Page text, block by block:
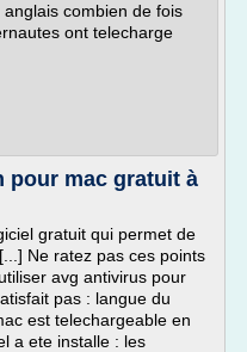
combien de fois
ont telecharge
pour mac gratuit à
gratuit qui permet de
Ne ratez pas ces points
avg antivirus pour
pas : langue du
est telechargeable en
a ete installe : les